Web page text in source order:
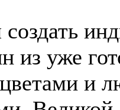
из уже
и